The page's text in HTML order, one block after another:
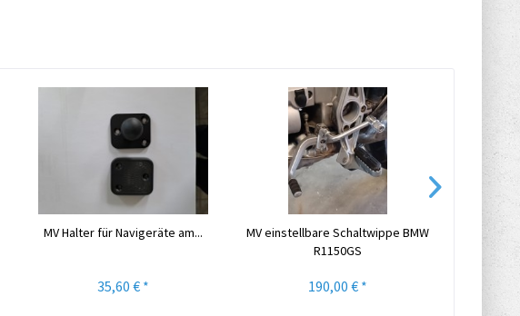
MV Halter für Navigeräte am...
35,60 € *
MV einstellbare Schaltwippe BMW
R1150GS
190,00 € *
MV